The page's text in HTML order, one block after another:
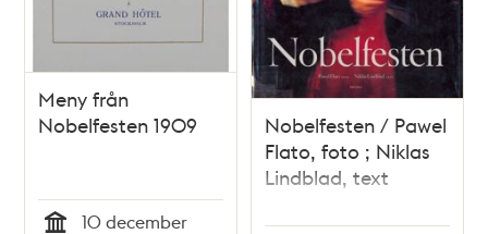
Meny från
Nobelfesten 1909
10 december
Nobelfesten / Pawel
Flato, foto ; Niklas
Lindblad, text